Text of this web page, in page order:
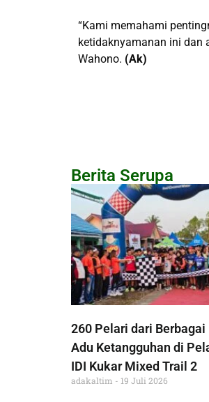
“Kami memahami
ketidaknyamanan ini dan
Wahono. (Ak)
Berita Serupa
260 Pelari dari Berbagai
Adu Ketangguhan di
IDI Kukar Mixed Trail 2
adakaltim 19 Juli 2026